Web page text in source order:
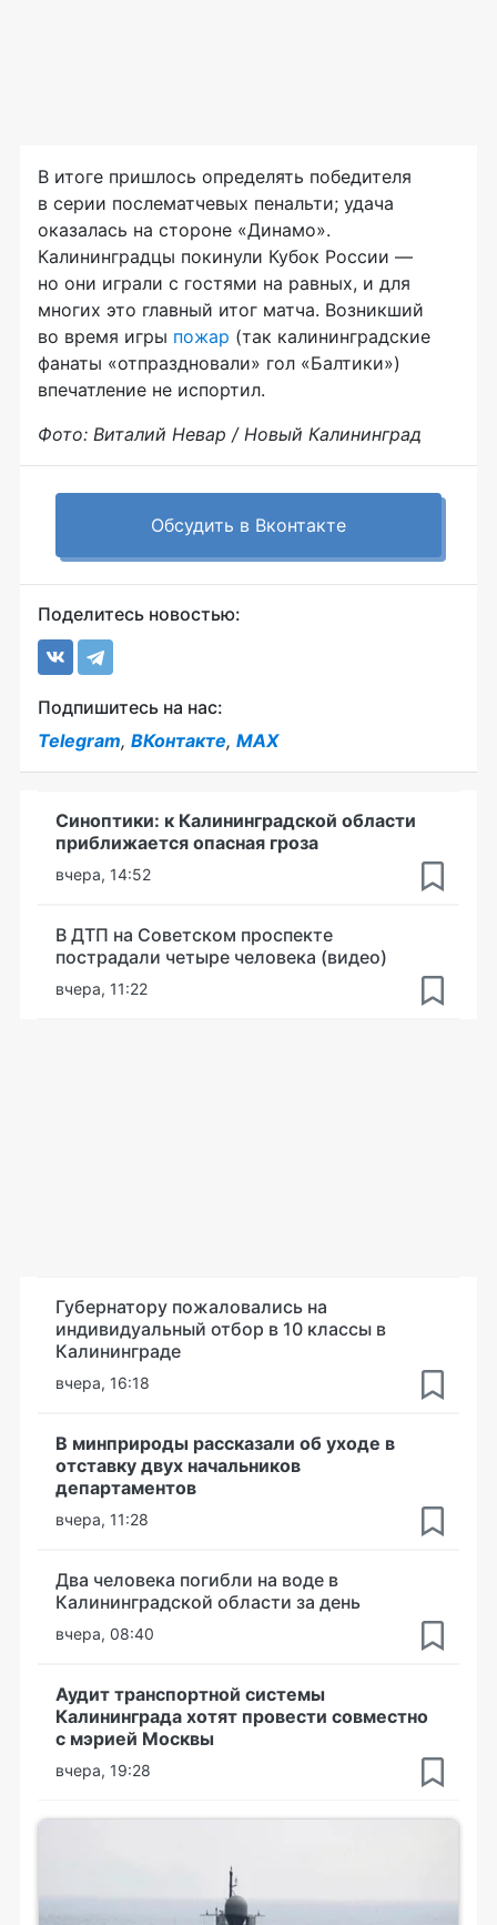
В итоге пришлось определять победителя
в серии послематчевых пенальти; удача
оказалась на стороне «Динамо».
Калининградцы покинули Кубок России —
но они играли с гостями на равных, и для
многих это главный итог матча. Возникший
во время игры пожар (так калининградские
фанаты «отпраздновали» гол «Балтики»)
впечатление не испортил.
Фото: Виталий Невар / Новый Калининград
Обсудить в Вконтакте
Поделитесь новостью:
Подпишитесь на нас:
Telegram, ВКонтакте, MAX
Синоптики: к Калининградской области
приближается опасная гроза
вчера, 14:52
В ДТП на Советском проспекте
пострадали четыре человека (видео)
вчера, 11:22
Губернатору пожаловались на
индивидуальный отбор в 10 классы в
Калининграде
вчера, 16:18
В минприроды рассказали об уходе в
отставку двух начальников
департаментов
вчера, 11:28
Два человека погибли на воде в
Калининградской области за день
вчера, 08:40
Аудит транспортной системы
Калининграда хотят провести совместно
с мэрией Москвы
вчера, 19:28